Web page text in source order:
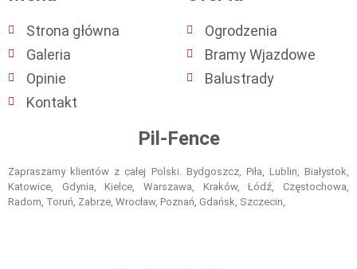
Strona główna
Galeria
Opinie
Kontakt
Ogrodzenia
Bramy Wjazdowe
Balustrady
Pil-Fence
Zapraszamy klientów z całej Polski. Bydgoszcz, Piła, Lublin, Białystok,
Katowice, Gdynia, Kielce, Warszawa, Kraków, Łódź, Częstochowa,
Radom, Toruń, Zabrze, Wrocław, Poznań, Gdańsk, Szczecin,